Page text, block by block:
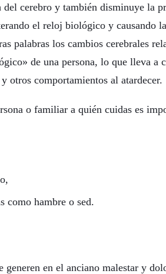
del cerebro y también disminuye la
el reloj biológico y causando
palabras los cambios cerebrales
de una persona, lo que lleva a
otros comportamientos al atardecer.
o familiar a quién cuidas es
como hambre o sed.
generen en el anciano malestar y